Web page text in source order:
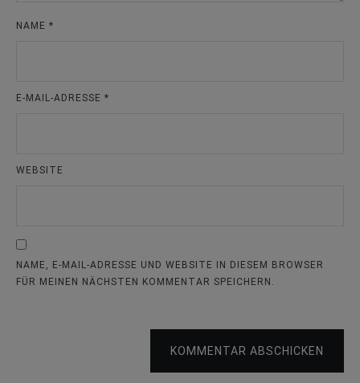
NAME *
E-MAIL-ADRESSE *
WEBSITE
NAME, E-MAIL-ADRESSE UND WEBSITE IN DIESEM BROWSER
FÜR MEINEN NÄCHSTEN KOMMENTAR SPEICHERN.
KOMMENTAR ABSCHICKEN